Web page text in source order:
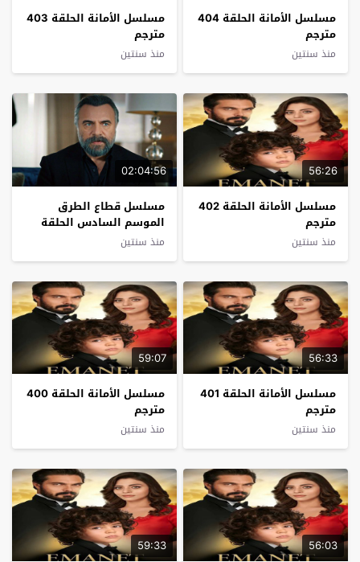
مسلسل الأمانة الحلقة 404
مترجم
منذ سنتين
مسلسل الأمانة الحلقة 403
مترجم
منذ سنتين
56:26
مسلسل الأمانة الحلقة 402
مترجم
منذ سنتين
02:04:56
مسلسل قطاع الطرق
الموسم السادس الحلقة
34 مترجم – الاخيرة
منذ سنتين
56:33
مسلسل الأمانة الحلقة 401
مترجم
منذ سنتين
59:07
مسلسل الأمانة الحلقة 400
مترجم
منذ سنتين
56:03
59:33